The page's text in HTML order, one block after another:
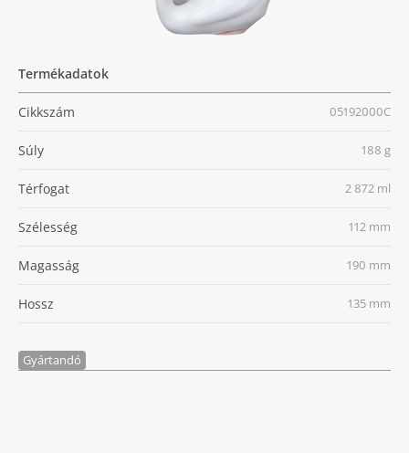
Termékadatok
Cikkszám 05192000C
Súly 188 g
Térfogat 2 872 ml
Szélesség 112 mm
Magasság 190 mm
Hossz 135 mm
Gyártandó